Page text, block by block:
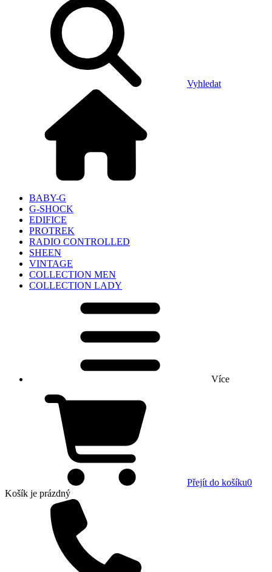
Vyhledat
BABY-G
G-SHOCK
EDIFICE
PROTREK
RADIO CONTROLLED
SHEEN
VINTAGE
COLLECTION MEN
COLLECTION LADY
Více
Přejít do košíku0
Košík je prázdný